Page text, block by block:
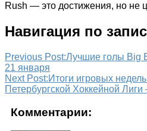
Rush — это достижения, но не
Навигация по
Previous Post:Лучшие голы Big
21 января
Next Post:Итоги игровых
Петербургской Хоккейной
Комментарии: